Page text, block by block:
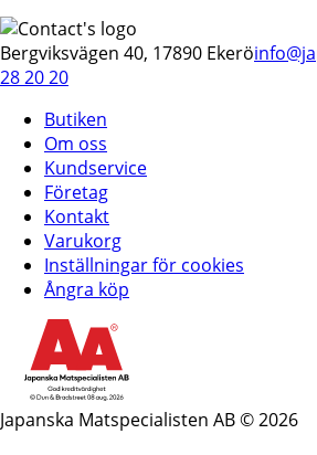
Bergviksvägen 40, 17890 Ekerö
28 20 20
Butiken
Om oss
Kundservice
Företag
Kontakt
Varukorg
Inställningar för cookies
Ångra köp
Japanska Matspecialisten AB © 2026